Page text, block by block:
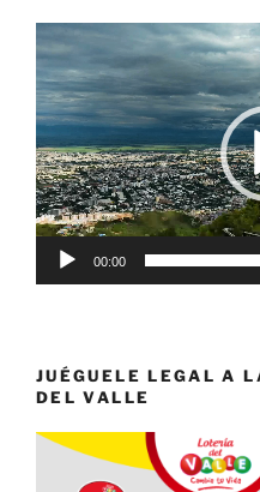
Reproductor
de
vídeo
00:00
JUÉGUELE LEGAL A
DEL VALLE